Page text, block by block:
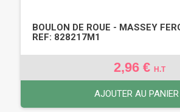
BOULON DE ROUE - MASSEY
REF: 828217M1
2,96 € H.T
AJOUTER AU PANIER